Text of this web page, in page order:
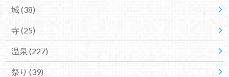
城(38)
寺(25)
温泉 (227)
祭り (39)